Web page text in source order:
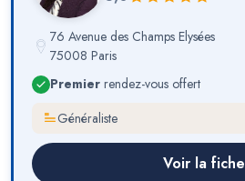
76 Avenue des Champs Elysées
75008 Paris
Premier rendez-vous offert
Généraliste
Voir la fiche